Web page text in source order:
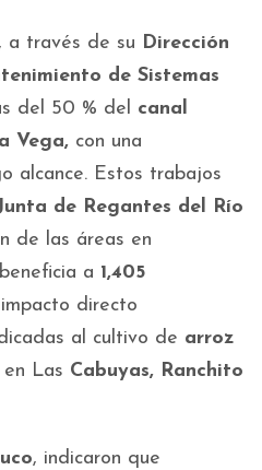
a través de su Dirección
de Sistemas
del 50 % del canal
Vega, con una
alcance. Estos trabajos
de Regantes del Río
de las áreas en
a 1,405
directo
al cultivo de arroz
en Las Cabuyas, Ranchito
, indicaron que